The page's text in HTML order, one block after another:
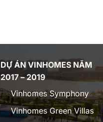
DỰ ÁN VINHOMES NĂM
2017 – 2019
Vinhomes Symphony
Vinhomes Green Villas